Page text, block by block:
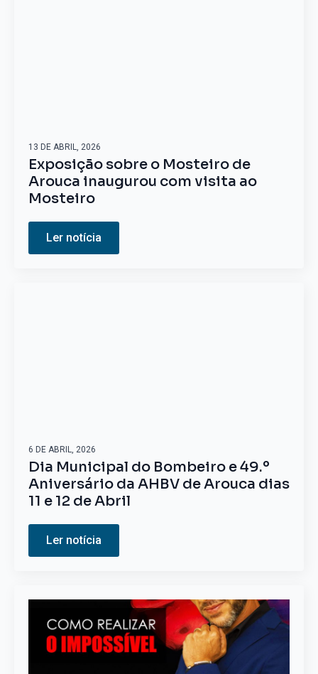
Exposição sobre o Mosteiro de
Arouca inaugurou com visita ao
Mosteiro
13 DE ABRIL, 2026
Ler notícia
Dia Municipal do Bombeiro e 49.º
Aniversário da AHBV de Arouca dias
11 e 12 de Abril
6 DE ABRIL, 2026
Ler notícia